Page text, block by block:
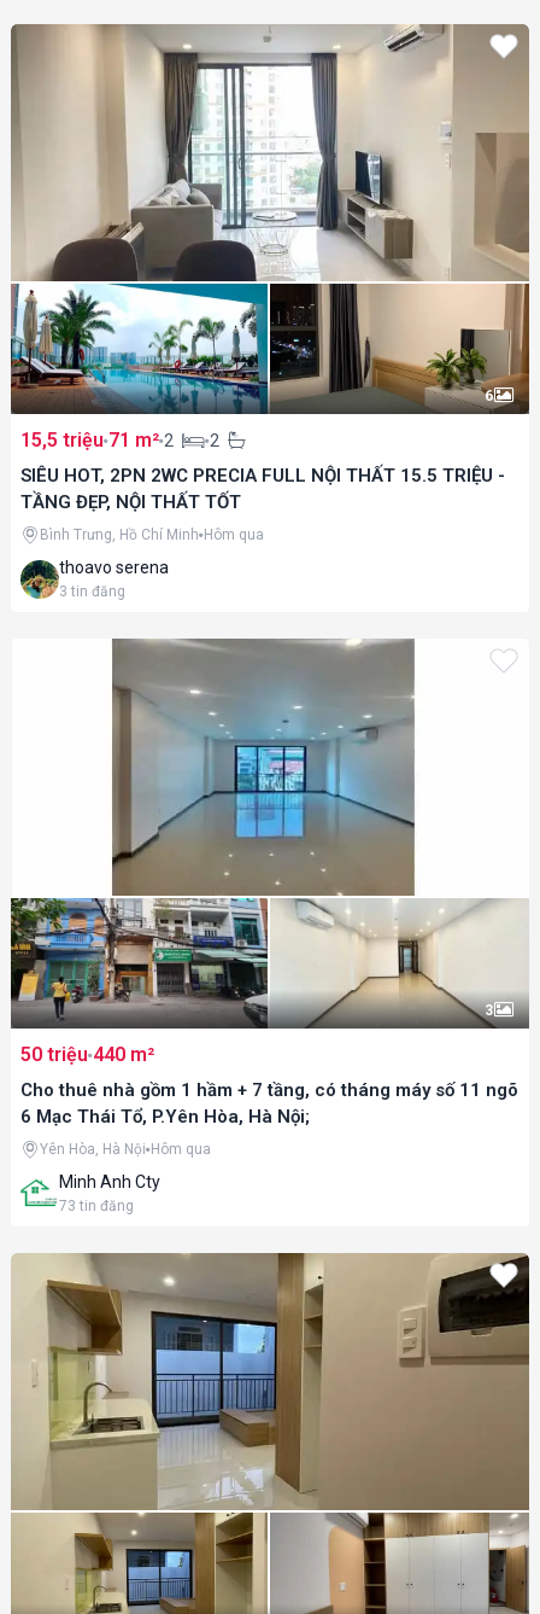
6
15,5 triệu 71 m² 2
2
SIÊU HOT, 2PN 2WC PRECIA FULL NỘI THẤT 15.5 TRIỆU -
TẦNG ĐẸP, NỘI THẤT TỐT
thoavo serena
3 tin đăng
Bình Trưng, Hồ Chí Minh Hôm qua
3
50 triệu 440 m²
Cho thuê nhà gồm 1 hầm + 7 tầng, có tháng máy số 11 ngõ
6 Mạc Thái Tổ, P.Yên Hòa, Hà Nội;
Minh Anh Cty
73 tin đăng
Yên Hòa, Hà Nội Hôm qua